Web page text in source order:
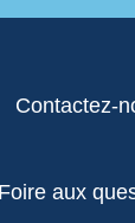
Contactez-
Foire aux